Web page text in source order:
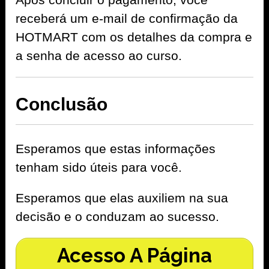
receberá um e-mail de confirmação da
HOTMART com os detalhes da compra e
a senha de acesso ao curso.
Conclusão
Esperamos que estas informações
tenham sido úteis para você.
Esperamos que elas auxiliem na sua
decisão e o conduzam ao sucesso.
Acesso A Página